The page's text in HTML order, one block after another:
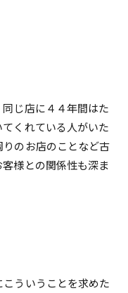
じ店に４４年間はた
くれている人がいた
のお店のことなど古
様との関係性も深ま
ういうことを求めた